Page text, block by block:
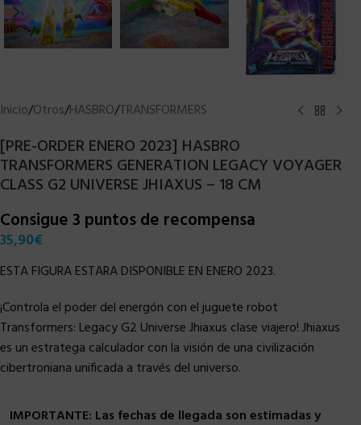
Inicio/Otros/HASBRO/TRANSFORMERS
[PRE-ORDER ENERO 2023] HASBRO
TRANSFORMERS GENERATION LEGACY VOYAGER
CLASS G2 UNIVERSE JHIAXUS – 18 CM
Consigue 3 puntos de recompensa
35,90€
ESTA FIGURA ESTARA DISPONIBLE EN ENERO 2023.
¡Controla el poder del energón con el juguete robot
Transformers: Legacy G2 Universe Jhiaxus clase viajero! Jhiaxus
es un estratega calculador con la visión de una civilización
cibertroniana unificada a través del universo.
IMPORTANTE: Las fechas de llegada son estimadas y